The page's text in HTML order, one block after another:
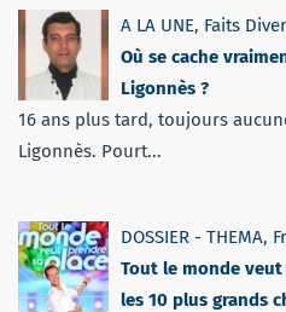
A LA UNE, Faits
Où se cache
Ligonnès ?
16 ans plus tard, toujours
Ligonnès. Pourt...
DOSSIER - THEMA,
Tout le monde
les 10 plus grands